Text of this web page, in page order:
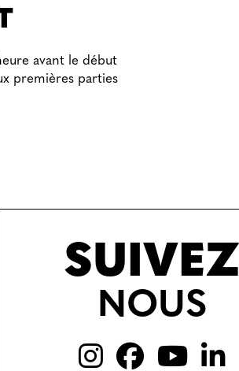
avant le début
premières parties
SUIVEZ
NOUS